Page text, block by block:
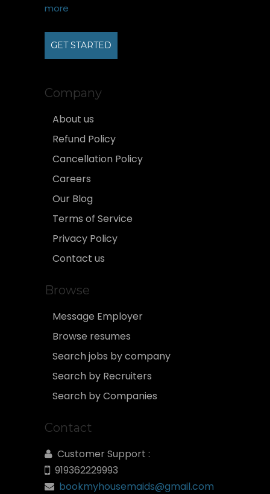
more
GET STARTED
Company
About us
Refund Policy
Cancellation Policy
Careers
Our Blog
Terms of Service
Privacy Policy
Contact us
Browse
Message Employer
Browse resumes
Search jobs by company
Search by Recruiters
Search by Companies
Contact
Customer Support :
919362229993
bookmyhousemaids@gmail.com